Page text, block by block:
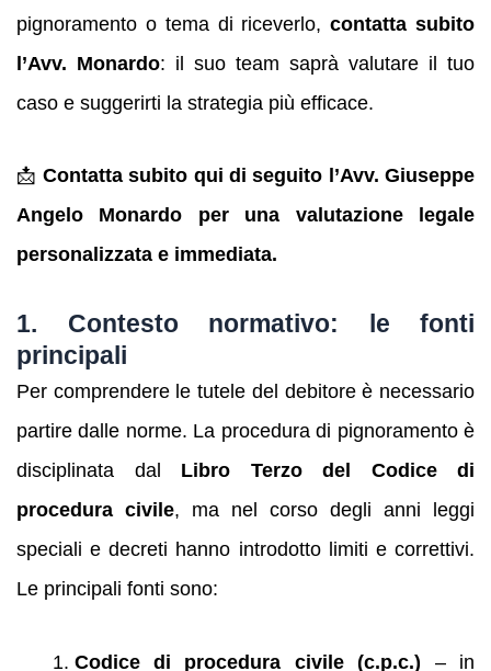
pignoramento o tema di riceverlo,contatta subito
l’Avv. Monardo: il suo team saprà valutare il tuo
caso e suggerirti la strategia più efficace.
📩 Contatta subito qui di seguito l’Avv. Giuseppe
Angelo Monardo per una valutazione legale
personalizzata e immediata.
1. Contesto normativo: le fonti
principali
Per comprendere le tutele del debitore è necessario
partire dalle norme. La procedura di pignoramento è
disciplinata dal Libro Terzo del Codice di
procedura civile, ma nel corso degli anni leggi
speciali e decreti hanno introdotto limiti e correttivi.
Le principali fonti sono:
Codice di procedura civile (c.p.c.) – in